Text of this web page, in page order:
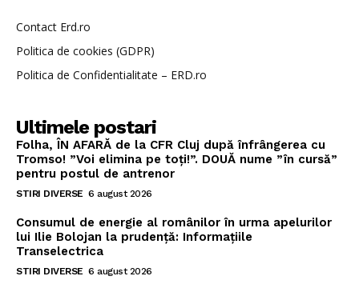
Contact Erd.ro
Politica de cookies (GDPR)
Politica de Confidentialitate – ERD.ro
Ultimele postari
Folha, ÎN AFARĂ de la CFR Cluj după înfrângerea cu
Tromso! ”Voi elimina pe toți!”. DOUĂ nume ”în cursă”
pentru postul de antrenor
STIRI DIVERSE 6 august 2026
Consumul de energie al românilor în urma apelurilor
lui Ilie Bolojan la prudență: Informațiile
Transelectrica
STIRI DIVERSE 6 august 2026